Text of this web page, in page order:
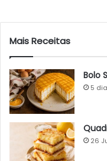
Mais Receitas
Bolo
5
26